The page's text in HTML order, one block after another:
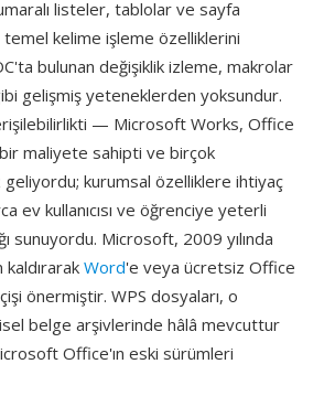
listeler, tablolar ve sayfa
kelime işleme özelliklerini
bulunan değişiklik izleme, makrolar
gelişmiş yeteneklerden yoksundur.
— Microsoft Works, Office
bir maliyete sahipti ve birçok
kurumsal özelliklere ihtiyaç
ev kullanıcısı ve öğrenciye yeterli
sunuyordu. Microsoft, 2009 yılında
kaldırarak Word'e veya ücretsiz Office
önermiştir. WPS dosyaları, o
belge arşivlerinde hâlâ mevcuttur
Office'ın eski sürümleri